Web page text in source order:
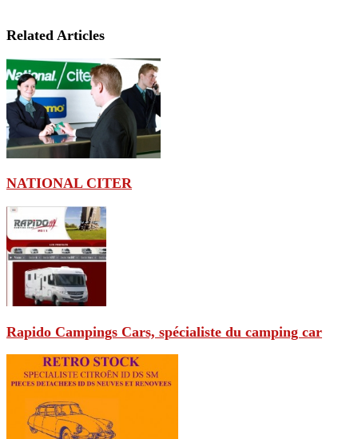
Related Articles
NATIONAL CITER
Rapido Campings Cars, spécialiste du camping car